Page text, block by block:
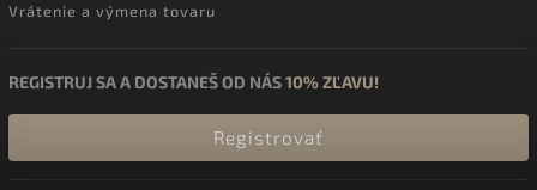
Vrátenie a výmena tovaru
REGISTRUJ SA A DOSTANEŠ OD NÁS10% ZĽAVU!
Registrovať